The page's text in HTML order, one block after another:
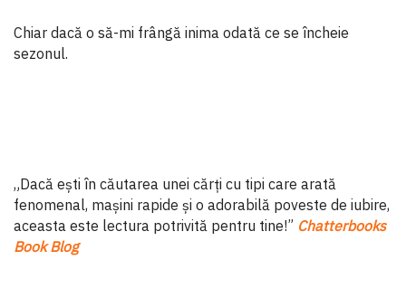
Chiar dacă o să-mi frângă inima odată ce se încheie
sezonul.
„Dacă ești în căutarea unei cărți cu tipi care arată
fenomenal, mașini rapide și o adorabilă poveste de iubire,
aceasta este lectura potrivită pentru tine!” Chatterbooks
Book Blog